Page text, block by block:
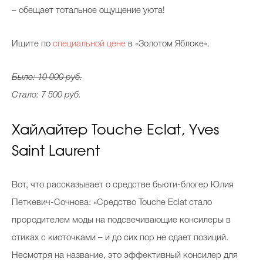
– обещает тотальное ощущение уюта!
Ищите по специальной цене в «Золотом Яблоке».
Было: 10 000 руб.
Стало: 7 500 руб.
Хайлайтер Touche Eclat, Yves
Saint Laurent
Вот, что рассказывает о средстве бьюти-блогер Юлия
Петкевич-Сочнова: «Средство Touche Eclat стало
прородителем моды на подсвечивающие консилеры в
стиках с кисточками – и до сих пор не сдает позиций.
Несмотря на название, это эффективный консилер для